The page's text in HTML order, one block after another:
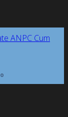
ANPC Cum